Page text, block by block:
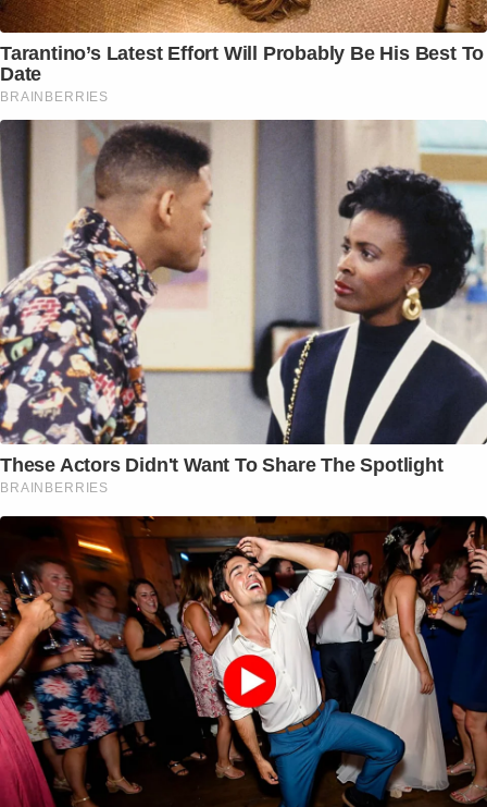
Tarantino’s Latest Effort Will Probably Be His Best To
Date
BRAINBERRIES
These Actors Didn't Want To Share The Spotlight
BRAINBERRIES